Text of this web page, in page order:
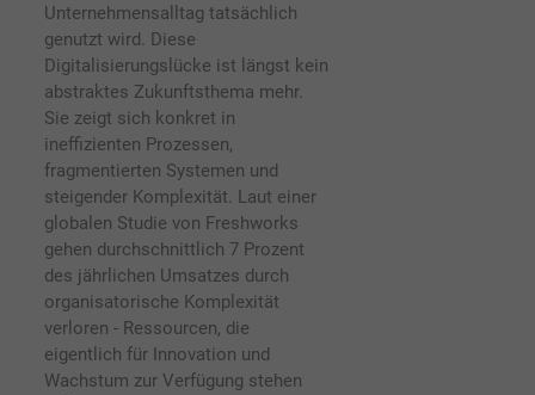
Unternehmensalltag tatsächlich
genutzt wird. Diese
Digitalisierungslücke ist längst kein
abstraktes Zukunftsthema mehr.
Sie zeigt sich konkret in
ineffizienten Prozessen,
fragmentierten Systemen und
steigender Komplexität. Laut einer
globalen Studie von Freshworks
gehen durchschnittlich 7 Prozent
des jährlichen Umsatzes durch
organisatorische Komplexität
verloren - Ressourcen, die
eigentlich für Innovation und
Wachstum zur Verfügung stehen